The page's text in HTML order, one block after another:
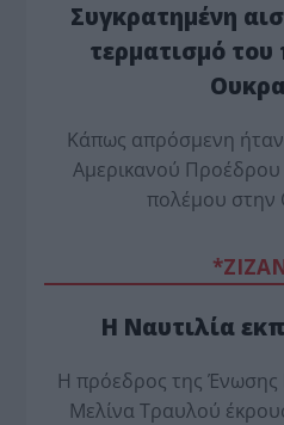
Συγκρατημένη
τερματισμό
Κάπως απρόσμενη
Αμερικανού Προέδρου
πολέμου στην
Η Ναυτιλία
Η πρόεδρος της
Μελίνα Τραυλού